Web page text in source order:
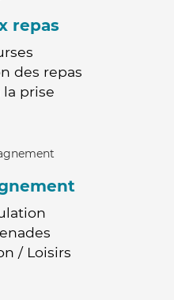
repas
des repas
la prise
/ Loisirs